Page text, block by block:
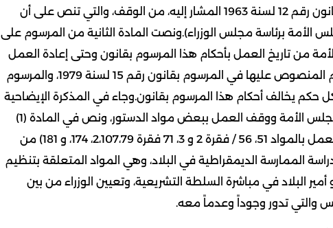
واستثنى المرسوم ما نصت عليه المادة (178) من القانون رقم 12 لسنة 1963 المشار إليه، من الوقف، والتي تنص على أن
الأمة برئاسة مجلس الوزراء).ونصت المادة الثانية من المرسوم على
من تاريخ العمل بأحكام هذا المرسوم بقانون وحتى إعادة العمل
بأحكام القانون رقم 12 لسنة 1963 المشار إليه، الأحكام المنصوص عليها في المرسوم بقانون رقم 15 لسنة 1979، والمرسوم
المرسوم كل حكم يخالف أحكام هذا المرسوم بقانون.وجاء في المذكرة الإيضاحية
للمرسوم:صدر الأمر الأميري بتاريخ 2024/5/10 بحل مجلس الأمة ووقف العمل ببعض مواد الدستور، ونص في المادة (1)
على (حل مجلس الأمة، وفي المادة (2) على (وقف العمل بالمواد 51، 56 / فقرة 2 و 3، 71 فقرة 2،107،79، 174، و 181) من
الممارسة الديمقراطية في البلاد، وهي المواد المتعلقة بتنظيم
البلاد في مباشرة السلطة التشريعية، وتعيين الوزراء من بين
والتي تدور وجوداً وعدماً معه.